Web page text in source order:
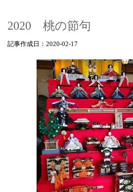
2020 桃の節句
記事作成日：2020-02-17